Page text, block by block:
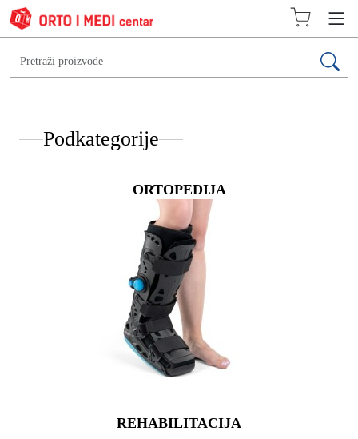
Podkategorije
ORTOPEDIJA
REHABILITACIJA